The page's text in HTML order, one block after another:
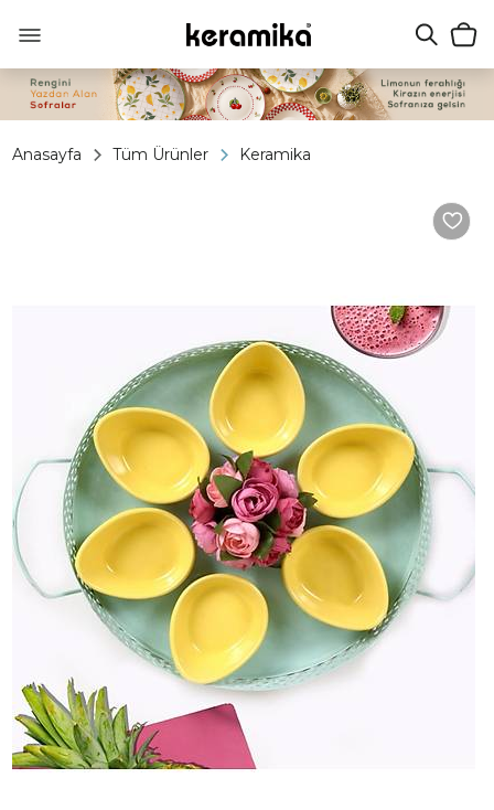
Anasayfa Tüm Ürünler Keramika